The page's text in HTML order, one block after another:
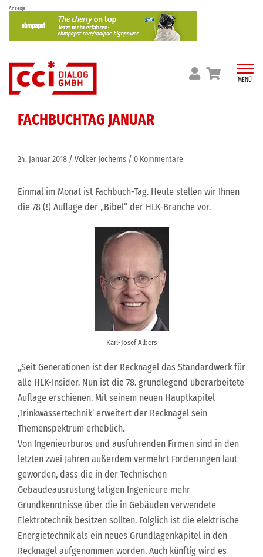
Skip
content
Anzeige
MENÜ
FACHBUCHTAG JANUAR
24. Januar 2018 Volker Jochems 0 Kommentare
Einmal im Monat ist Fachbuch-Tag. Heute stellen wir Ihnen
die 78 (!) Auflage der „Bibel“ der HLK-Branche vor.
Karl-Josef Albers
„Seit Generationen ist der Recknagel das Standardwerk für
alle HLK-Insider. Nun ist die 78. grundlegend überarbeitete
Auflage erschienen. Mit seinem neuen Hauptkapitel
‚Trinkwassertechnik‘ erweitert der Recknagel sein
Themenspektrum erheblich.
Von Ingenieurbüros und ausführenden Firmen sind in den
letzten zwei Jahren außerdem vermehrt Forderungen laut
geworden, dass die in der Technischen
Gebäudeausrüstung tätigen Ingenieure mehr
Grundkenntnisse über die in Gebäuden verwendete
Elektrotechnik besitzen sollten. Folglich ist die elektrische
Energietechnik als ein neues Grundlagenkapitel in den
Recknagel aufgenommen worden. Auch künftig wird es